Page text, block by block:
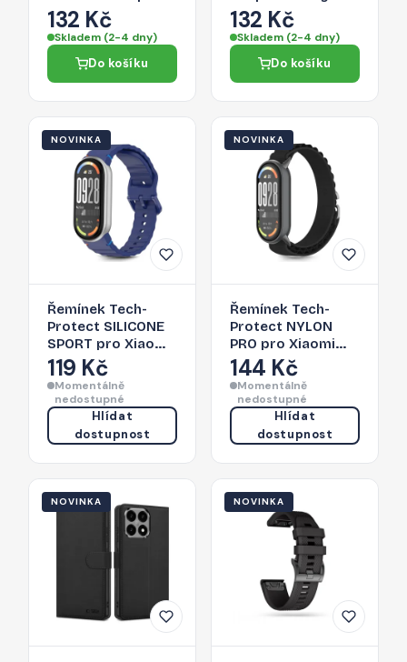
Galaxy Watch
Ultra 1 / 2 2024-
2026 (47 MM) -
black
132 Kč
Skladem (2-4 dny)
Do košíku
Watch ULTRA 1 / 2
2024-2026 (47
MM) - olive green
132 Kč
Skladem (2-4 dny)
Do košíku
NOVINKA
Řemínek Tech-
Protect SILICONE
SPORT pro Xiaomi
Smart Band 8 / 9 /
10 / NFC - storm
blue
119 Kč
Momentálně
nedostupné
Hlídat
dostupnost
NOVINKA
Řemínek Tech-
Protect NYLON
PRO pro Xiaomi
Smart Band 8 / 9 /
10 / NFC - černý
144 Kč
Momentálně
nedostupné
Hlídat
dostupnost
NOVINKA NOVINKA